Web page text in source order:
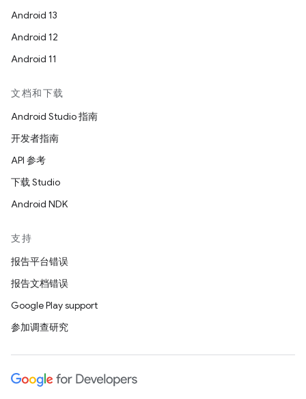
Android 13
Android 12
Android 11
文档和下载
Android Studio 指南
开发者指南
API 参考
下载 Studio
Android NDK
支持
报告平台错误
报告文档错误
Google Play support
参加调查研究